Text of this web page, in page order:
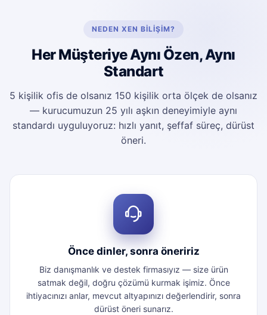
NEDEN XEN BILIŞIM?
Her Müşteriye Aynı Özen, Aynı
Standart
5 kişilik ofis de olsanız 150 kişilik orta ölçek de olsanız
— kurucumuzun 25 yılı aşkın deneyimiyle aynı
standardı uyguluyoruz: hızlı yanıt, şeffaf süreç, dürüst
öneri.
Önce dinler, sonra öneririz
Biz danışmanlık ve destek firmasıyız — size ürün
satmak değil, doğru çözümü kurmak işimiz. Önce
ihtiyacınızı anlar, mevcut altyapınızı değerlendirir, sonra
dürüst öneri sunarız.